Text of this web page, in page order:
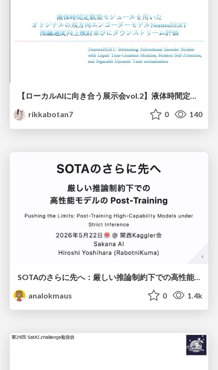
【ローカルAIに向き合う展示会vol.2】液体時間定数型モジュールを用いた オリジナルの双方向エンコーダーモデルNexteraBERT 推論速度向上検討並びにダウンストリーム評価
rikkabotan7
0 140
SOTAのさらに先へ：厳しい推論制約下での高性能モデルのPost-Training
analokmaus
0 1.4k